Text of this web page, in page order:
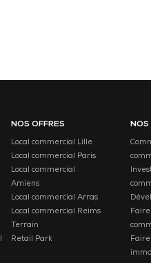
NOS OFFRES
Local commercial Lille
Local commercial Paris
Local commercial
Amiens
Local commercial Arras
Local commercial Reims
Terrain
Retail Park
NOS